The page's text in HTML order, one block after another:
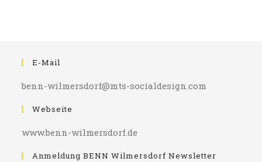
E-Mail
benn-wilmersdorf@mts-socialdesign.com
Webseite
www.benn-wilmersdorf.de
Anmeldung BENN Wilmersdorf Newsletter